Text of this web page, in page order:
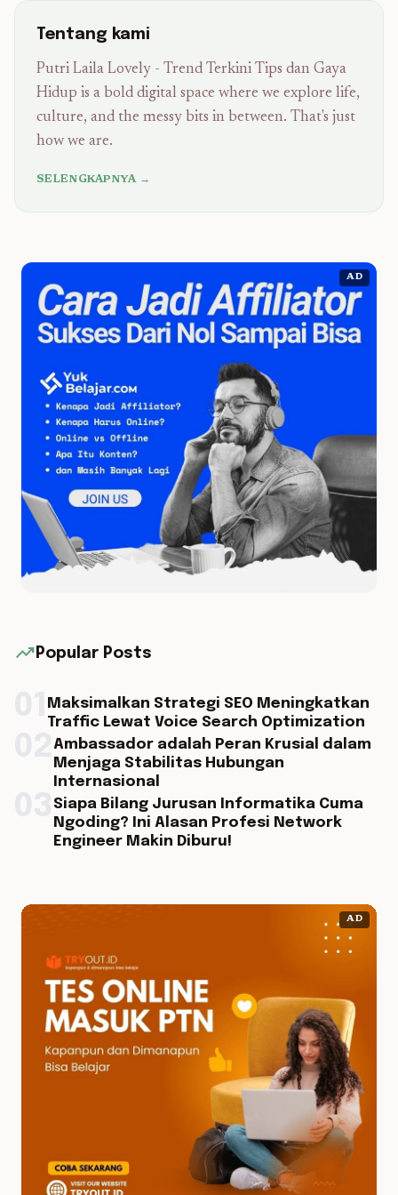
Tentang kami
Putri Laila Lovely - Trend Terkini Tips dan Gaya
Hidup is a bold digital space where we explore life,
culture, and the messy bits in between. That's just
how we are.
SELENGKAPNYA →
AD
trending_up Popular Posts
Maksimalkan Strategi SEO Meningkatkan
Traffic Lewat Voice Search Optimization
Ambassador adalah Peran Krusial dalam
Menjaga Stabilitas Hubungan
Internasional
Siapa Bilang Jurusan Informatika Cuma
Ngoding? Ini Alasan Profesi Network
Engineer Makin Diburu!
AD